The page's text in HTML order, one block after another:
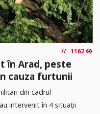
1162
în Arad, peste
cauza furtunii
din cadrul
intervenit în 4 situații